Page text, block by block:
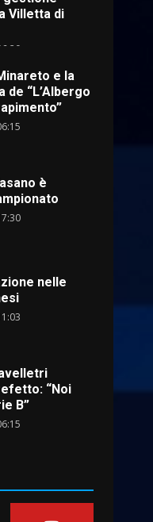
è
nelle
“Noi
B”
la Sagra del
d’Italia,